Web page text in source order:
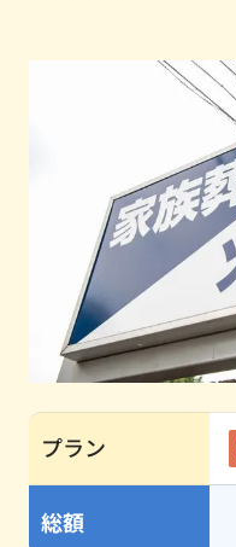
プラン
総額